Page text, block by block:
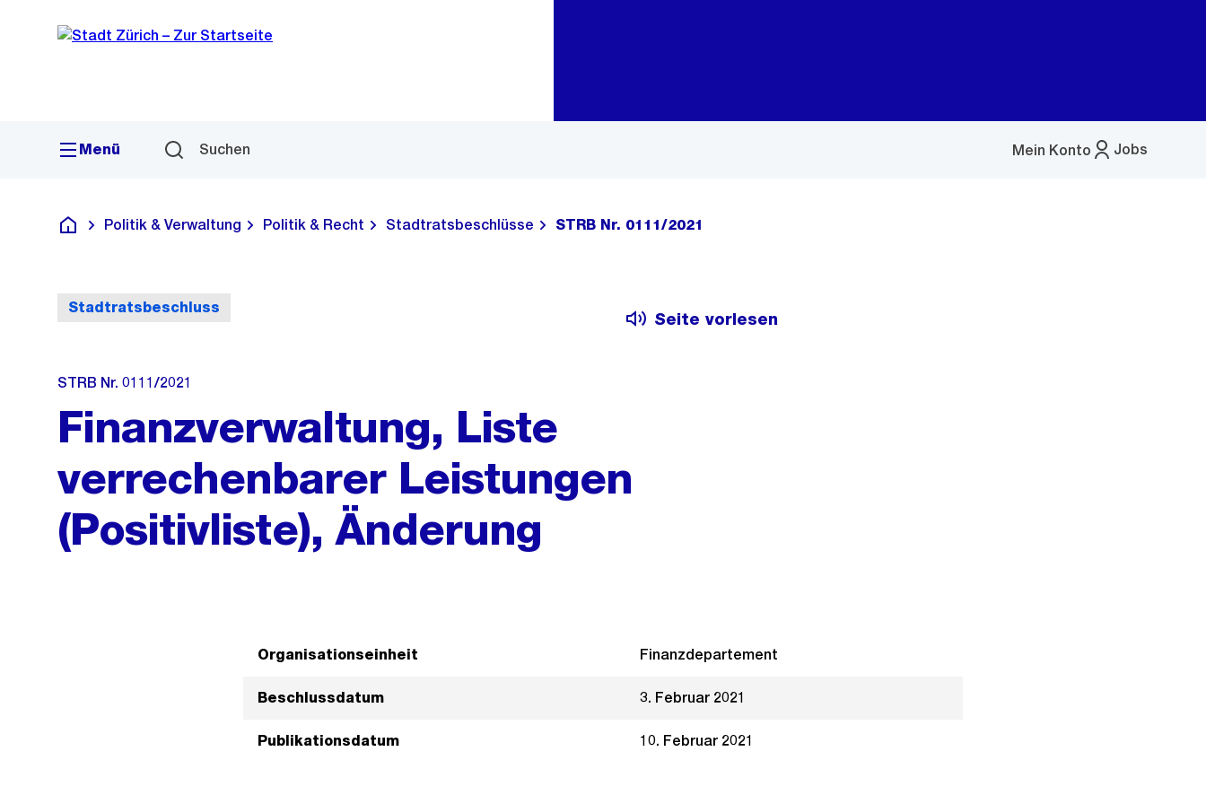
Navigation
Sprunglink
Menü Suchen Jobs
Mein Konto
Menü
Deutsch
Politik & Verwaltung Politik & Recht Stadtratsbeschlüsse STRB Nr. 0111/2021
Stadtratsbeschluss
Seite vorlesen
STRB Nr. 0111/2021
Finanzverwaltung, Liste
verrechenbarer Leistungen
(Positivliste), Änderung
Organisationseinheit Finanzdepartement
Beschlussdatum 3. Februar 2021
Publikationsdatum 10. Februar 2021